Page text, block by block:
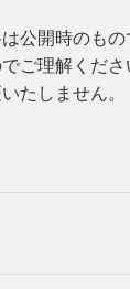
公開時のも
ご理解くだ
たしません。